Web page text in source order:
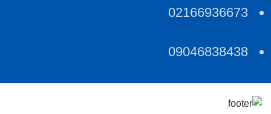
02166936673
09046838438